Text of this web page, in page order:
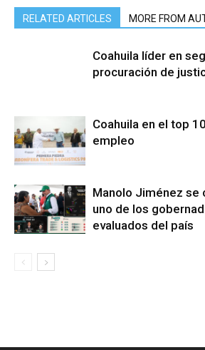
RELATED ARTICLES MORE FROM
Coahuila líder en
procuración de
Coahuila en el top
empleo
Manolo Jiménez se
uno de los
evaluados del país